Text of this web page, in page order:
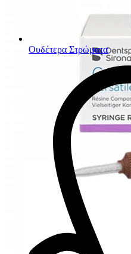
Ουδέτερα Στρώματα